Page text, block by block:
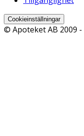
Cookieinställningar
© Apoteket AB 2009 -